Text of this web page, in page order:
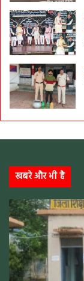
खबरे और भी है